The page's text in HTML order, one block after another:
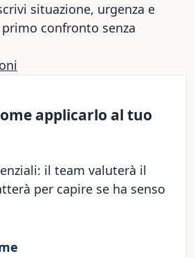
situazione, urgenza e
confronto senza
applicarlo al tuo
il team valuterà il
per capire se ha senso